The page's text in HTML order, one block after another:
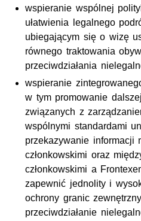
wspieranie wspólnej
ułatwienia legalnego
ubiegającym się o wizę
równego traktowania
przeciwdziałania
wspieranie
w tym promowanie
związanych z
wspólnymi standardami
przekazywanie informacji
członkowskimi oraz
członkowskimi a
zapewnić jednolity i
ochrony granic
przeciwdziałanie